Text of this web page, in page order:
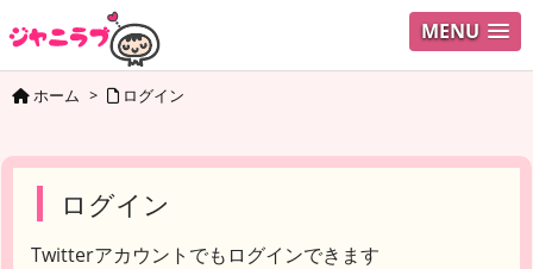
MENU
ホーム > ログイン
ログイン
Twitterアカウントでもログインできます